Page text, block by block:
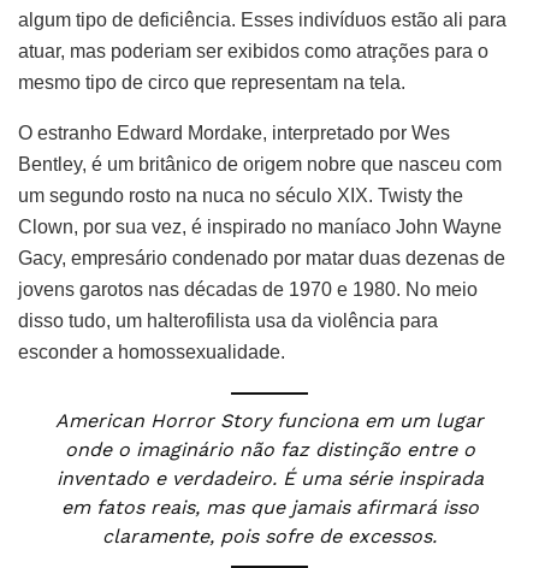
algum tipo de deficiência. Esses indivíduos estão ali para
atuar, mas poderiam ser exibidos como atrações para o
mesmo tipo de circo que representam na tela.
O estranho Edward Mordake, interpretado por Wes
Bentley, é um britânico de origem nobre que nasceu com
um segundo rosto na nuca no século XIX. Twisty the
Clown, por sua vez, é inspirado no maníaco John Wayne
Gacy, empresário condenado por matar duas dezenas de
jovens garotos nas décadas de 1970 e 1980. No meio
disso tudo, um halterofilista usa da violência para
esconder a homossexualidade.
American Horror Story funciona em um lugar
onde o imaginário não faz distinção entre o
inventado e verdadeiro. É uma série inspirada
em fatos reais, mas que jamais afirmará isso
claramente, pois sofre de excessos.